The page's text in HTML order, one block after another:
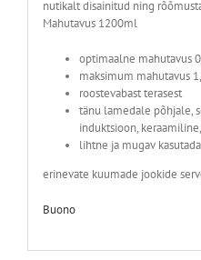
nutikalt disainitud ning
Mahutavus 1200ml
optimaalne mahutavus
maksimum mahutavus
roostevabast terasest
tänu lamedale põhjale,
induktsioon,
lihtne ja mugav kasutada
erinevate kuumade jookide
Buono